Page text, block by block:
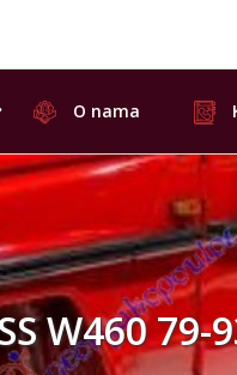
O nama
W460 79-